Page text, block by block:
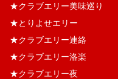
★クラブエリー美味巡り
★とりよせエリー
★クラブエリー連絡
★クラブエリー洛楽
★クラブエリー夜